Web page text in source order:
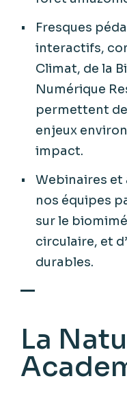
Fresques
interactifs,
Climat, de la
Numérique
permettent
enjeux
impact.
Webinaires et
nos équipes
sur le
circulaire, et
durables.
La